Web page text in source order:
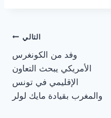
التالي
وفد من الكونغرس
الأمريكي يبحث التعاون
الإقليمي في تونس
والمغرب بقيادة مايك لولر